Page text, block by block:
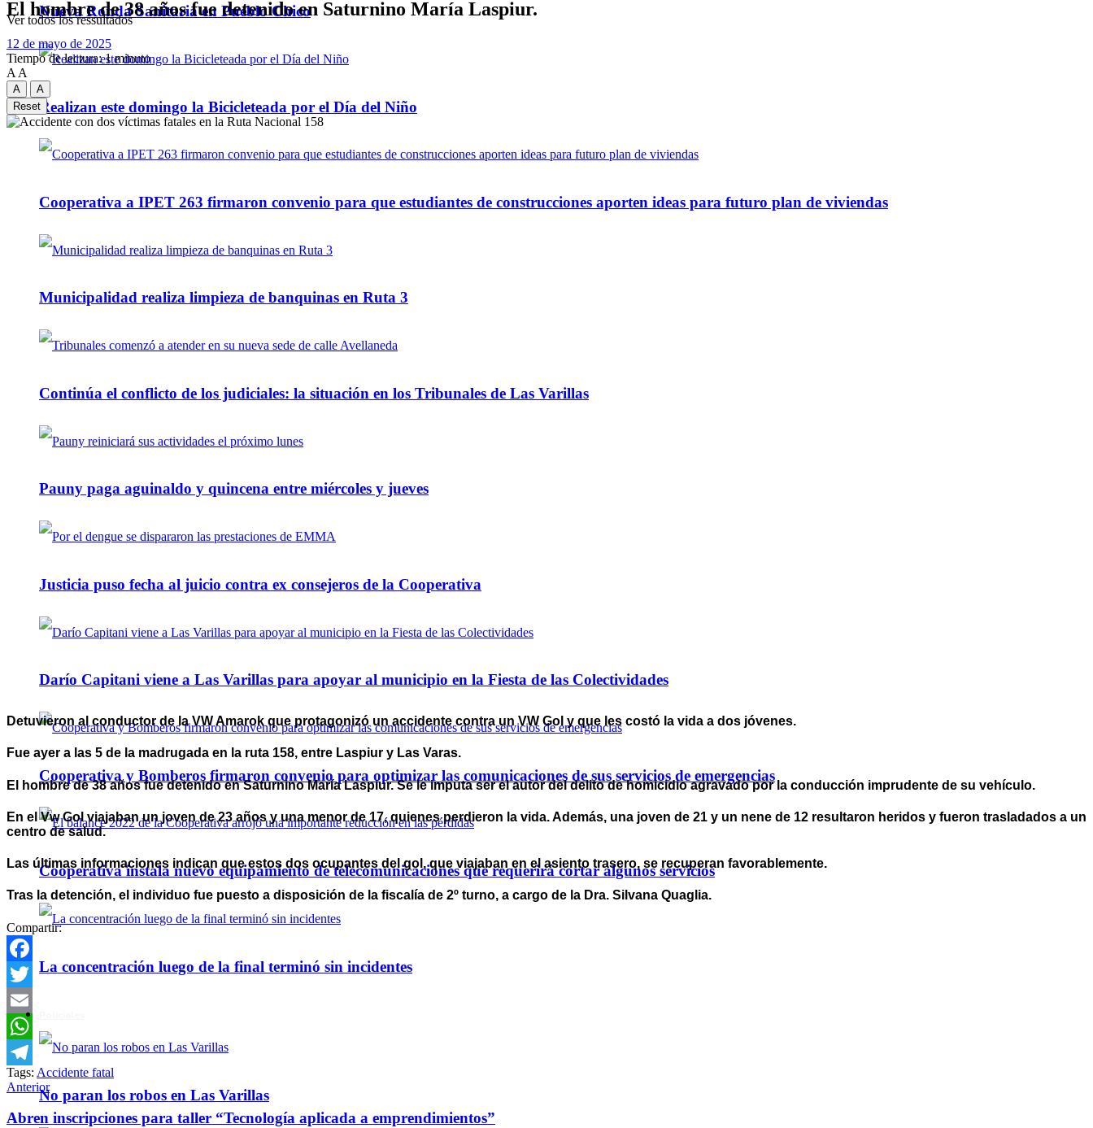
Nueva Ronda Sanitaria en Pueblo Chico
Realizan este domingo la Bicicleteada por el Día del Niño
Cooperativa a IPET 263 firmaron convenio para que estudiantes de construcciones aporten ideas para futuro plan de viviendas
Municipalidad realiza limpieza de banquinas en Ruta 3
Continúa el conflicto de los judiciales: la situación en los Tribunales de Las Varillas
Pauny paga aguinaldo y quincena entre miércoles y jueves
Justicia puso fecha al juicio contra ex consejeros de la Cooperativa
Darío Capitani viene a Las Varillas para apoyar al municipio en la Fiesta de las Colectividades
Cooperativa y Bomberos firmaron convenio para optimizar las comunicaciones de sus servicios de emergencias
Cooperativa instala nuevo equipamiento de telecomunicaciones que requerirá cortar algunos servicios
La concentración luego de la final terminó sin incidentes
No paran los robos en Las Varillas
Ver todos los ressultados
El hombre de 38 años fue detenido en Saturnino María Laspiur.
12 de mayo de 2025
Tiempo de lectura: 1 minuto
A A
A
A
Reset
Detuvieron al conductor de la VW Amarok que protagonizó un accidente contra un VW Gol y que les costó la vida a dos jóvenes.
Fue ayer a las 5 de la madrugada en la ruta 158, entre Laspiur y Las Varas.
El hombre de 38 años fue detenido en Saturnino María Laspiur. Se le imputa ser el autor del delito de homicidio agravado por la conducción imprudente de su vehículo.
En el Vw Gol viajaban un joven de 23 años y una menor de 17, quienes perdieron la vida. Además, una joven de 21 y un nene de 12 resultaron heridos y fueron trasladados a un
centro de salud.
Las últimas informaciones indican que estos dos ocupantes del gol, que viajaban en el asiento trasero, se recuperan favorablemente.
Tras la detención, el individuo fue puesto a disposición de la fiscalía de 2º turno, a cargo de la Dra. Silvana Quaglia.
Compartir:
Facebook
Twitter
Email
WhatsApp
Telegram
Tags: Accidente fatal
Anterior
Abren inscripciones para taller “Tecnología aplicada a emprendimientos”